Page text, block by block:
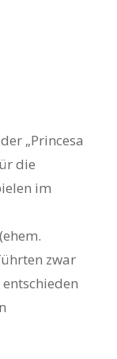
„Princesa
die
im
(ehem.
zwar
entschieden